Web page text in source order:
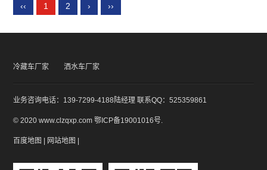
‹‹ 1 2 › ››
冷藏车厂家 洒水车厂家
业务咨询电话：139-7299-4188陆经理 联系QQ：525359861
© 2020 www.clzqxp.com鄂ICP备19001016号
百度地图 | 网站地图 |